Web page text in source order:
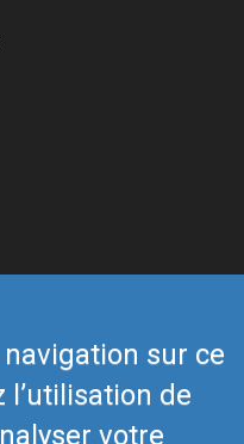
sur ce
l’utilisation de
votre